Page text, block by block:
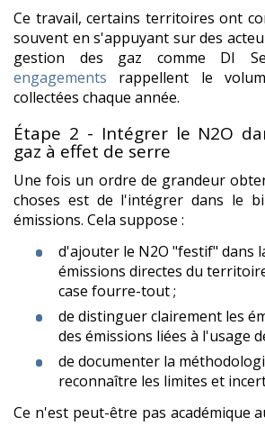
Ce travail, certains territoires ont
souvent en s'appuyant sur des
gestion des gaz comme DI
engagements rappellent le
collectées chaque année.
Étape 2 - Intégrer le N2O
gaz à effet de serre
Une fois un ordre de grandeur
choses est de l'intégrer dans le
émissions. Cela suppose :
d'ajouter le N2O "festif" dans
émissions directes du
case fourre-tout ;
de distinguer clairement les
des émissions liées à l'usage
de documenter la
reconnaître les limites et
Ce n'est peut-être pas académique